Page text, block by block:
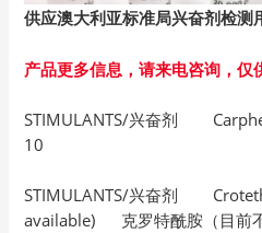
供应澳大利亚标准局兴奋剂检测
产品更多信息，请来电咨询，仅
STIMULANTS/兴奋剂
10
STIMULANTS/兴奋剂
available) 克罗特酰胺（